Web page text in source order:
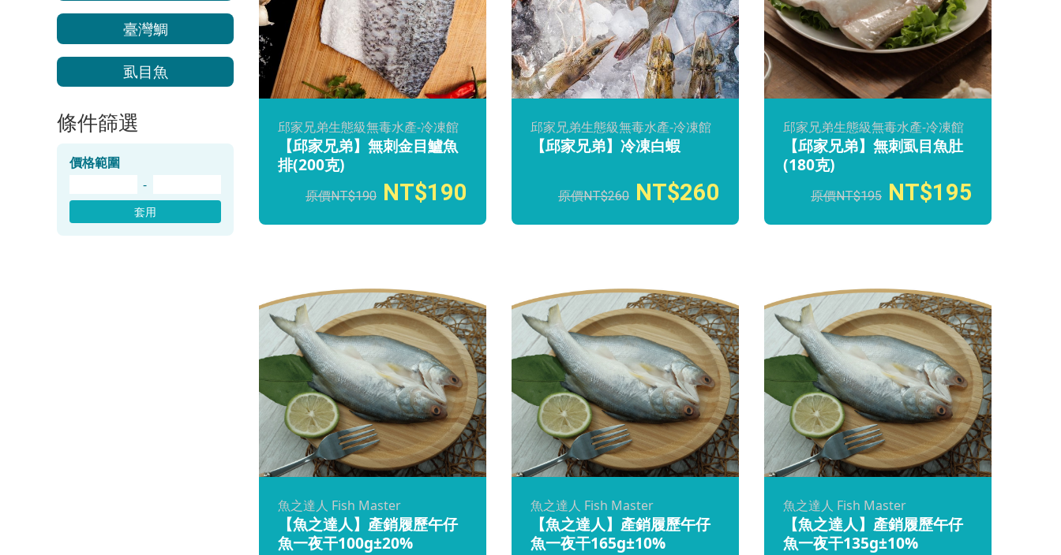
臺灣鯛
虱目魚
條件篩選
價格範圍
-
套用
邱家兄弟生態級無毒水產-冷凍館
【邱家兄弟】無刺金目鱸魚
排(200克)
190 190
邱家兄弟生態級無毒水產-冷凍館
【邱家兄弟】冷凍白蝦
260 260
邱家兄弟生態級無毒水產-冷凍館
【邱家兄弟】無刺虱目魚肚
(180克)
195 195
魚之達人 Fish Master
【魚之達人】產銷履歷午仔
魚一夜干100g±20%
魚之達人 Fish Master
【魚之達人】產銷履歷午仔
魚一夜干165g±10%
魚之達人 Fish Master
【魚之達人】產銷履歷午仔
魚一夜干135g±10%